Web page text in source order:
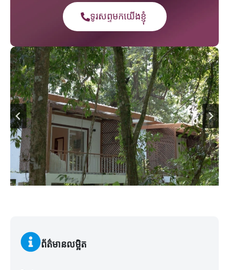
ទូរសព្ទមកយើងខ្ញុំ
ព័ត៌មានលម្អិត